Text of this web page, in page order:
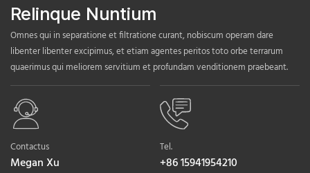
Relinque Nuntium
Omnes qui in separatione et filtratione curant, nobiscum operam dare
libenter libenter excipimus, et etiam agentes peritos toto orbe terrarum
quaerimus qui meliorem servitium et profundam venditionem praebeant.
Contactus
Megan Xu
Tel.
+86 15941954210